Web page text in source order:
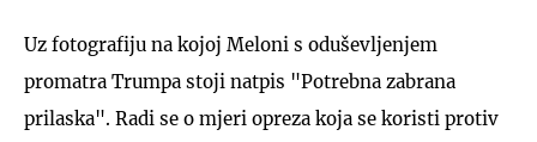
Uz fotografiju na kojoj Meloni s oduševljenjem
promatra Trumpa stoji natpis "Potrebna zabrana
prilaska". Radi se o mjeri opreza koja se koristi protiv